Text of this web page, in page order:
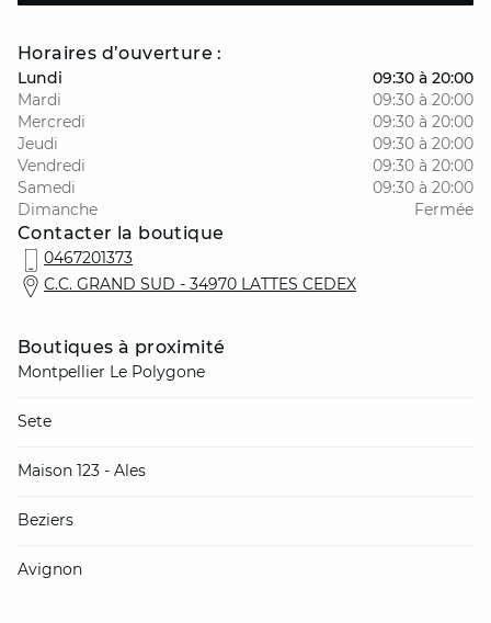
Contacter la boutique
0467201373
C.C. GRAND SUD - 34970 LATTES CEDEX
Horaires d’ouverture :
Lundi
09:30 à 20:00
Mardi
09:30 à 20:00
Mercredi
09:30 à 20:00
Jeudi
09:30 à 20:00
Vendredi
09:30 à 20:00
Samedi
09:30 à 20:00
Dimanche
Fermée
Boutiques à proximité
Montpellier Le Polygone
Sete
Maison 123 - Ales
Beziers
Avignon